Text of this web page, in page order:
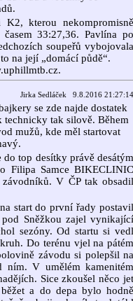
kterou nekompromisně
33:27,36. Pavlína po
soupeřů vybojovala
na její „domácí půdě“.
Jirka Sedláček 9.8.2016 21:27:14
se zde najde dostatek
technicky tak silově. Během
mužů, kde měl startovat
top desítky právě desátým
Filipa Samce BIKECLINIC
V ČP tak obsadil
start do první řady postavil
Sněžkou zajel vynikající
sezóny. Od startu si vedl
Do terénu vjel na pátém
závodu si polepšil na
V umělém kamenitém
Sice zkoušel něco jet
a do depa bylo hodně